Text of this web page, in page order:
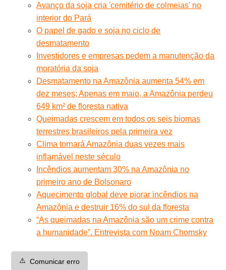
Avanço da soja cria 'cemitério de colmeias' no
interior do Pará
O papel de gado e soja no ciclo de
desmatamento
Investidores e empresas pedem a manutenção da
moratória da soja
Desmatamento na Amazônia aumenta 54% em
dez meses; Apenas em maio, a Amazônia perdeu
649 km² de floresta nativa
Queimadas crescem em todos os seis biomas
terrestres brasileiros pela primeira vez
Clima tornará Amazônia duas vezes mais
inflamável neste século
Incêndios aumentam 30% na Amazônia no
primeiro ano de Bolsonaro
Aquecimento global deve piorar incêndios na
Amazônia e destruir 16% do sul da floresta
“As queimadas na Amazônia são um crime contra
a humanidade”. Entrevista com Noam Chomsky
⚠️ Comunicar erro